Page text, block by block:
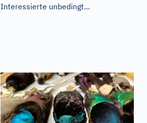
Interessierte unbedingt...